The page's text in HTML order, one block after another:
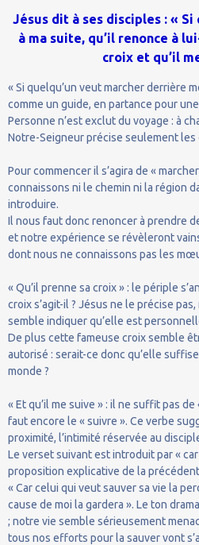
Jésus dit à ses disciples : « Si
à ma suite, qu’il renonce à
croix et qu’il
« Si quelqu’un veut marcher derrière
comme un guide, en partance pour
Personne n’est exclut du voyage : à
Notre-Seigneur précise seulement les
Pour commencer il s’agira de «
connaissons ni le chemin ni la région
introduire.
Il nous faut donc renoncer à prendre
et notre expérience se révèleront
dont nous ne connaissons pas les
« Qu’il prenne sa croix » : le périple
croix s’agit-il ? Jésus ne le précise
semble indiquer qu’elle est
De plus cette fameuse croix semble
autorisé : serait-ce donc qu’elle
monde ?
« Et qu’il me suive » : il ne suffit pas
faut encore le « suivre ». Ce verbe
proximité, l’intimité réservée au
Le verset suivant est introduit par « car
proposition explicative de la
« Car celui qui veut sauver sa vie la
cause de moi la gardera ». Le ton
; notre vie semble sérieusement
tous nos efforts pour la sauver vont